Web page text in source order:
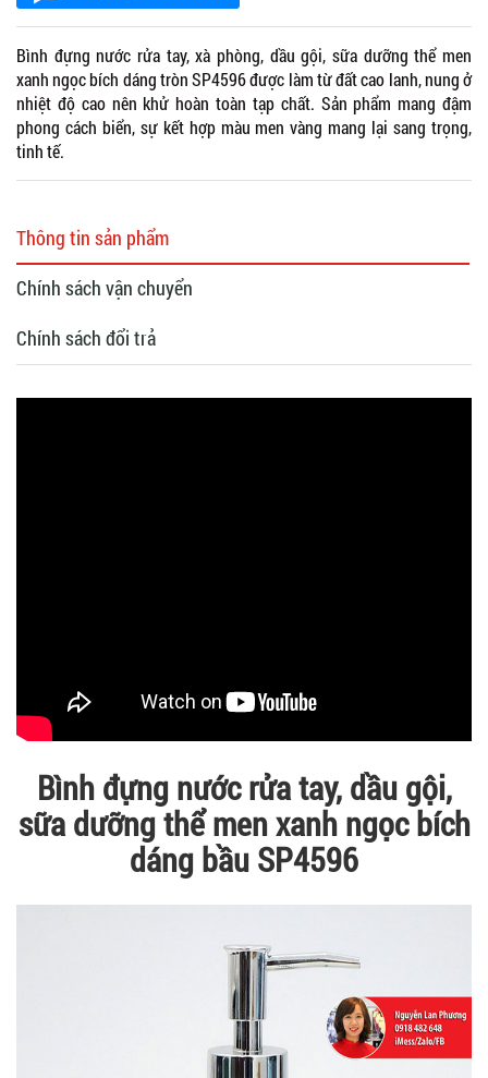
Bình đựng nước rửa tay, xà phòng, dầu gội, sữa dưỡng thể men
xanh ngọc bích dáng tròn SP4596 được làm từ đất cao lanh, nung ở
nhiệt độ cao nên khử hoàn toàn tạp chất. Sản phẩm mang đậm
phong cách biển, sự kết hợp màu men vàng mang lại sang trọng,
tinh tế.
Thông tin sản phẩm
Chính sách vận chuyển
Chính sách đổi trả
Bình đựng nước rửa tay, dầu gội,
sữa dưỡng thể men xanh ngọc bích
dáng bầu SP4596